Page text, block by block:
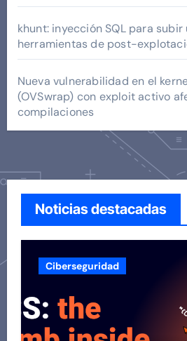
khunt: inyección SQL para
herramientas de post-
Nueva vulnerabilidad en el
(OVSwrap) con exploit activo
compilaciones
Noticias destacadas
Ciberseguridad